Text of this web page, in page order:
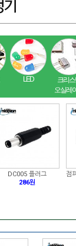
LED
크리
오실레
DC005 플러그
286원
점